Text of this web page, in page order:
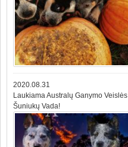
2020.08.31
Laukiama Australų Ganymo Veislės
Šuniukų Vada!